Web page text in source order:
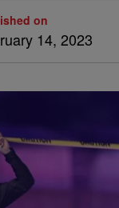
on
14, 2023